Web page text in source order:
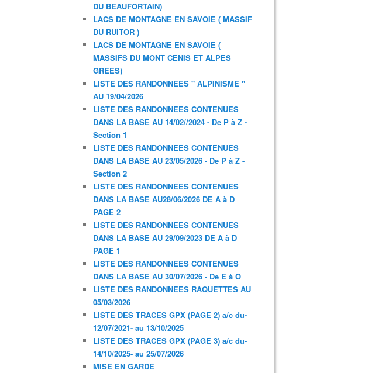
DU BEAUFORTAIN)
LACS DE MONTAGNE EN SAVOIE ( MASSIF
DU RUITOR )
LACS DE MONTAGNE EN SAVOIE (
MASSIFS DU MONT CENIS ET ALPES
GREES)
LISTE DES RANDONNEES " ALPINISME "
AU 19/04/2026
LISTE DES RANDONNEES CONTENUES
DANS LA BASE AU 14/02//2024 - De P à Z -
Section 1
LISTE DES RANDONNEES CONTENUES
DANS LA BASE AU 23/05/2026 - De P à Z -
Section 2
LISTE DES RANDONNEES CONTENUES
DANS LA BASE AU28/06/2026 DE A à D
PAGE 2
LISTE DES RANDONNEES CONTENUES
DANS LA BASE AU 29/09/2023 DE A à D
PAGE 1
LISTE DES RANDONNEES CONTENUES
DANS LA BASE AU 30/07/2026 - De E à O
LISTE DES RANDONNEES RAQUETTES AU
05/03/2026
LISTE DES TRACES GPX (PAGE 2) a/c du-
12/07/2021- au 13/10/2025
LISTE DES TRACES GPX (PAGE 3) a/c du-
14/10/2025- au 25/07/2026
MISE EN GARDE